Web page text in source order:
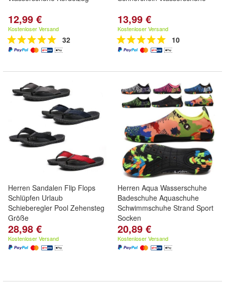
12,99 €
Kostenloser Versand
32
13,99 €
Kostenloser Versand
10
Herren Sandalen Flip Flops
Schlüpfen Urlaub
Schieberegler Pool Zehensteg
Größe
28,98 €
Kostenloser Versand
Herren Aqua Wasserschuhe
Badeschuhe Aquaschuhe
Schwimmschuhe Strand Sport
Socken
20,89 €
Kostenloser Versand